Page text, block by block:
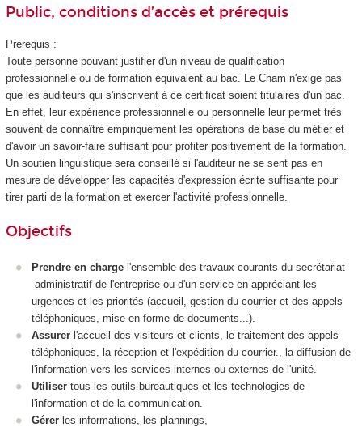
Public, conditions d’accès et prérequis
Prérequis :
Toute personne pouvant justifier d'un niveau de qualification
professionnelle ou de formation équivalent au bac. Le Cnam n'exige pas
que les auditeurs qui s'inscrivent à ce certificat soient titulaires d'un bac.
En effet, leur expérience professionnelle ou personnelle leur permet très
souvent de connaître empiriquement les opérations de base du métier et
d'avoir un savoir-faire suffisant pour profiter positivement de la formation.
Un soutien linguistique sera conseillé si l'auditeur ne se sent pas en
mesure de développer les capacités d'expression écrite suffisante pour
tirer parti de la formation et exercer l'activité professionnelle.
Objectifs
Prendre en charge l'ensemble des travaux courants du secrétariat
administratif de l'entreprise ou d'un service en appréciant les
urgences et les priorités (accueil, gestion du courrier et des appels
téléphoniques, mise en forme de documents...).
Assurer l'accueil des visiteurs et clients, le traitement des appels
téléphoniques, la réception et l'expédition du courrier., la diffusion de
l'information vers les services internes ou externes de l'unité.
Utiliser tous les outils bureautiques et les technologies de
l'information et de la communication.
Gérer les informations, les plannings,